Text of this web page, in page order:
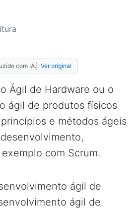
com IA. Ver original
Ágil de Hardware ou o
ágil de produtos físicos
e métodos ágeis
com Scrum.
ágil de
ágil de